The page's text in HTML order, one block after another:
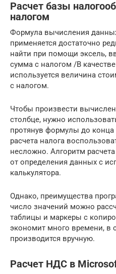
Расчет базы
налогом
Формула вычисления
применяется достаточно
найти при помощи эксель,
сумма с налогом /В
используется величина
с налогом.
Чтобы произвести
столбце, нужно
протянув формулы до
расчета налога
несложно. Алгоритм
от определения данных с
калькулятора.
Однако, преимущества
число значений можно
таблицы и маркеры с
экономит много времени, в
производится вручную.
Расчет НДС в